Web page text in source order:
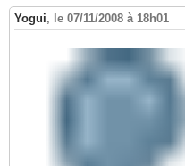
Yogui, le 07/11/2008 à 18h01